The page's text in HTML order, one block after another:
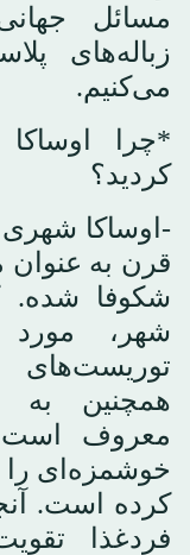
مسائل
زباله‌های
می‌کنیم.
*چرا
کردید؟
قرن به عنوان
شکوفا شده.
شهر،
همچنین به
معروف است
خوشمزه‌ای را
کرده است.
فردغذا